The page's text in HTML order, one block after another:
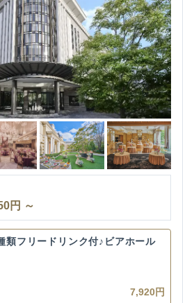
円 ～
類フリードリンク付♪ビアホール
7,920円